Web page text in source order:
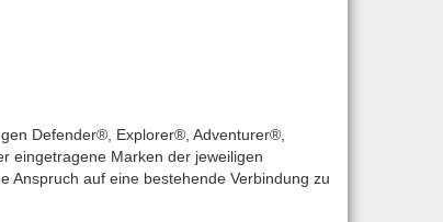
Defender®, Explorer®, Adventurer®,
eingetragene Marken der jeweiligen
Anspruch auf eine bestehende Verbindung zu